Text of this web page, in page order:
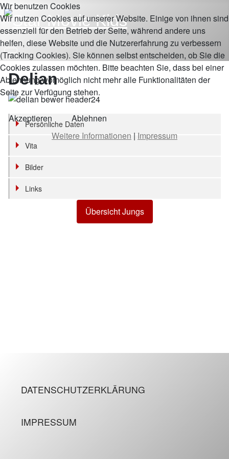
Delian
Persönliche Daten
Vita
Bilder
Links
Übersicht Jungs
DATENSCHUTZERKLÄRUNG
IMPRESSUM
Wir benutzen Cookies
Wir nutzen Cookies auf unserer Website. Einige von ihnen sind
essenziell für den Betrieb der Seite, während andere uns
helfen, diese Website und die Nutzererfahrung zu verbessern
(Tracking Cookies). Sie können selbst entscheiden, ob Sie die
Cookies zulassen möchten. Bitte beachten Sie, dass bei einer
Ablehnung womöglich nicht mehr alle Funktionalitäten der
Seite zur Verfügung stehen.
Akzeptieren
Ablehnen
Weitere Informationen | Impressum